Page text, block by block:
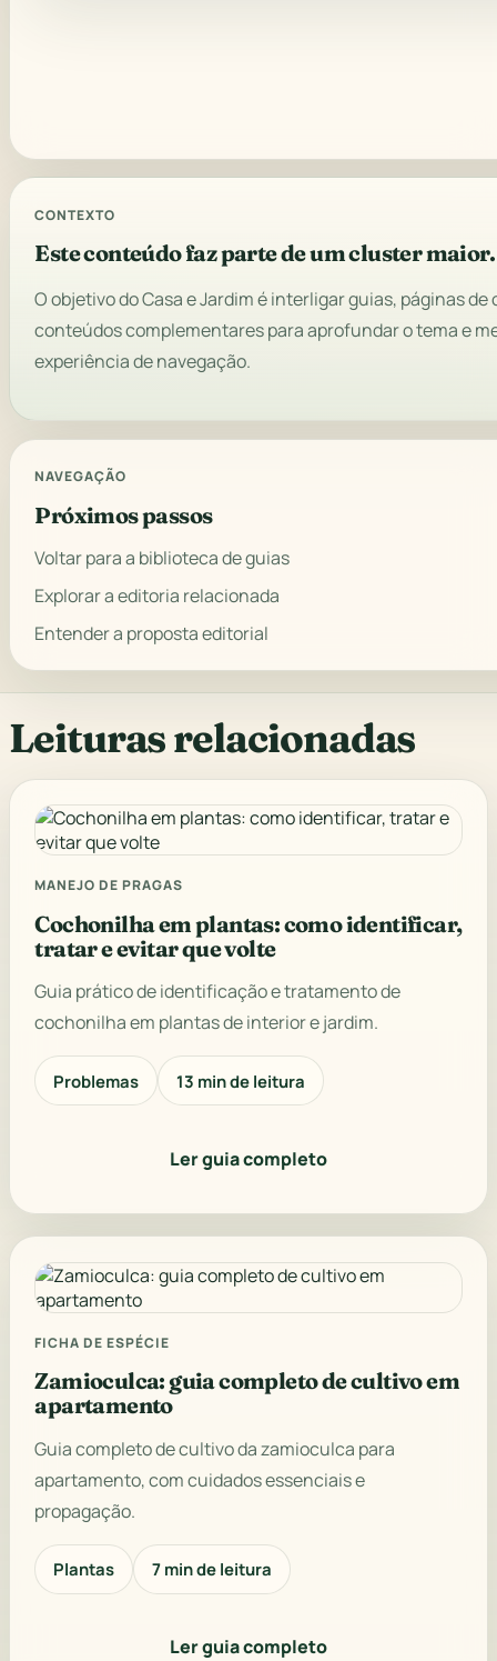
CONTEXTO
Este conteúdo faz parte de um cluster maior.
O objetivo do Casa e Jardim é interligar guias, páginas de
conteúdos complementares para aprofundar o tema e
experiência de navegação.
NAVEGAÇÃO
Próximos passos
Voltar para a biblioteca de guias
Explorar a editoria relacionada
Entender a proposta editorial
Leituras relacionadas
MANEJO DE PRAGAS
Cochonilha em plantas: como identificar,
tratar e evitar que volte
Guia prático de identificação e tratamento de
cochonilha em plantas de interior e jardim.
Problemas 13 min de leitura
Ler guia completo
FICHA DE ESPÉCIE
Zamioculca: guia completo de cultivo em
apartamento
Guia completo de cultivo da zamioculca para
apartamento, com cuidados essenciais e
propagação.
Plantas 7 min de leitura
Ler guia completo